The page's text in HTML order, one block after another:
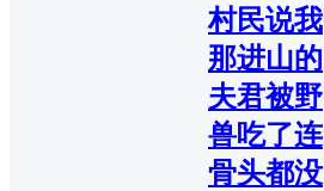
村民说我
那进山的
夫君被野
兽吃了连
骨头都没